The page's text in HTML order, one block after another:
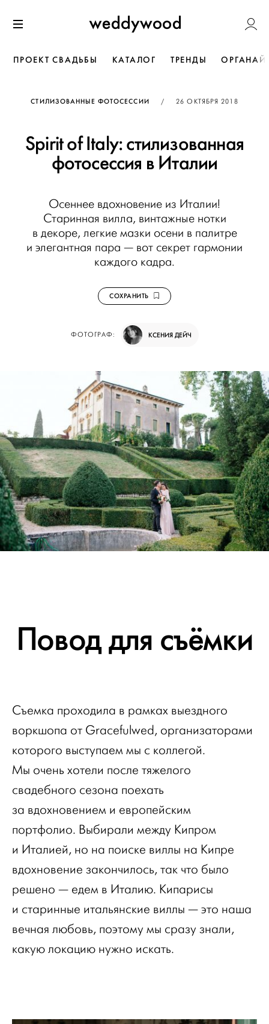
к содержанию
Weddywood
ПРОЕКТ СВАДЬБЫ КАТАЛОГ ТРЕНДЫ
СТИЛИЗОВАННЫЕ ФОТОСЕССИИ / ОПУБЛИКОВАНО
26 ОКТЯБРЯ 2018
Spirit of Italy: стилизованная
фотосессия в Италии
Осеннее вдохновение из Италии!
Старинная вилла, винтажные нотки
в декоре, легкие мазки осени в палитре
и элегантная пара — вот секрет гармонии
каждого кадра.
СОХРАНИТЬ
ФОТОГРАФ: КСЕНИЯ ДЕЙЧ
Повод для съёмки
Съемка проходила в рамках выездного
воркшопа от Gracefulwed, организаторами
которого выступаем мы с коллегой.
Мы очень хотели после тяжелого
свадебного сезона поехать
за вдохновением и европейским
портфолио. Выбирали между Кипром
и Италией, но на поиске виллы на Кипре
вдохновение закончилось, так что было
решено — едем в Италию. Кипарисы
и старинные итальянские виллы — это наша
вечная любовь, поэтому мы сразу знали,
какую локацию нужно искать.